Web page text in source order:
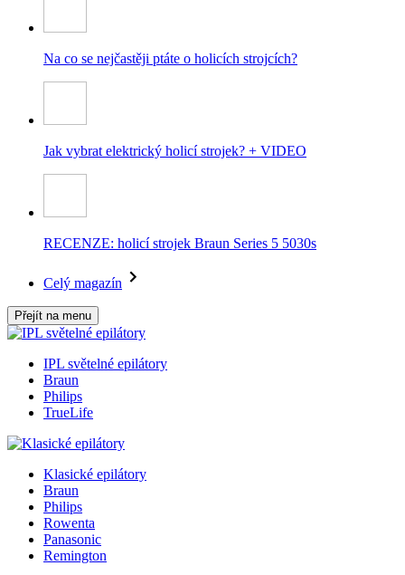
Na co se nejčastěji ptáte o holicích strojcích?
Jak vybrat elektrický holicí strojek? + VIDEO
RECENZE: holicí strojek Braun Series 5 5030s
Celý magazín
Přejít na menu
IPL světelné epilátory
Braun
Philips
TrueLife
Klasické epilátory
Braun
Philips
Rowenta
Panasonic
Remington